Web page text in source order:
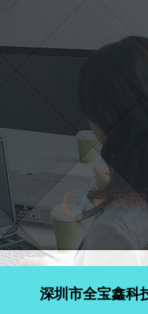
深圳市全宝鑫科